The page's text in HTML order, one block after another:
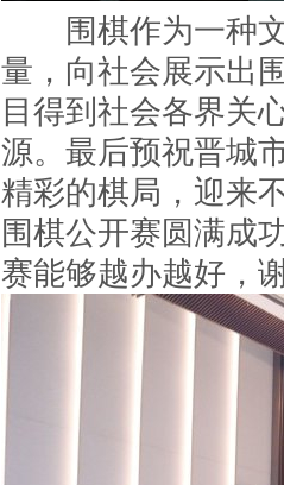
围棋作为一种文
量，向社会展示出
目得到社会各界关
源。最后预祝晋城
精彩的棋局，迎来
围棋公开赛圆满成
赛能够越办越好，